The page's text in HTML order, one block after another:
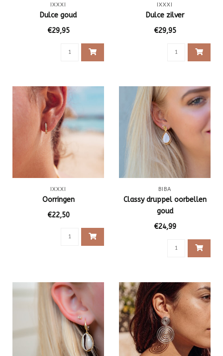
IXXXI
Dulce goud
€29,95
IXXXI
Dulce zilver
€29,95
IXXXI
Oorringen
€22,50
BIBA
Classy druppel oorbellen
goud
€24,99